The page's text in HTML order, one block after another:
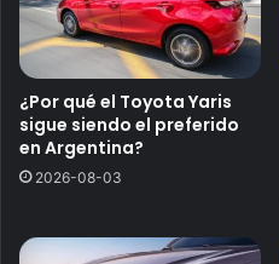
¿Por qué el Toyota Yaris
sigue siendo el preferido
en Argentina?
2026-08-03